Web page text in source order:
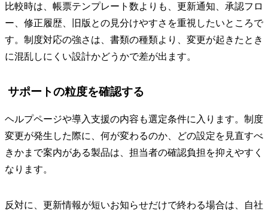
比較時は、帳票テンプレート数よりも、更新通知、承認フロ
ー、修正履歴、旧版との見分けやすさを重視したいところで
す。制度対応の強さは、書類の種類より、変更が起きたとき
に混乱しにくい設計かどうかで差が出ます。
サポートの粒度を確認する
ヘルプページや導入支援の内容も選定条件に入ります。制度
変更が発生した際に、何が変わるのか、どの設定を見直すべ
きかまで案内がある製品は、担当者の確認負担を抑えやすく
なります。
反対に、更新情報が短いお知らせだけで終わる場合は、自社